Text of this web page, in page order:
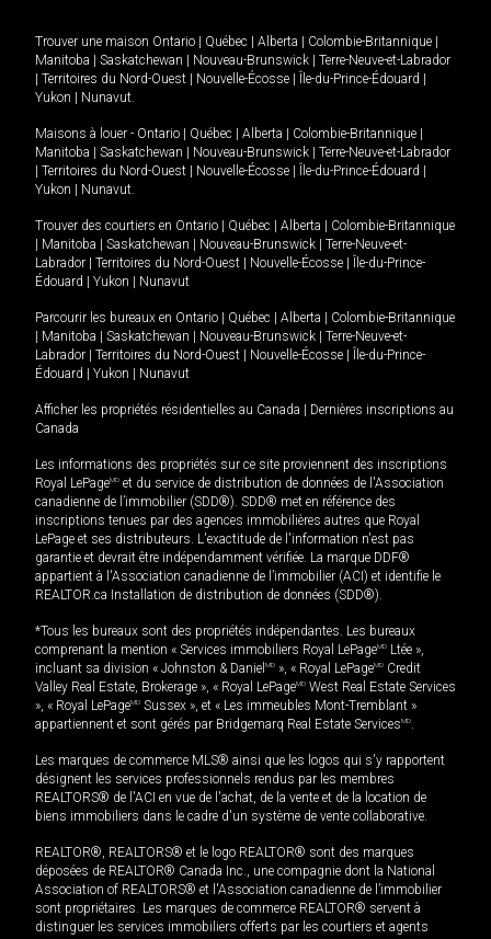
Trouver une maison Ontario Québec Alberta Colombie-Britannique
Manitoba
Saskatchewan Nouveau-Brunswick
Terre-Neuve-et-Labrador
Territoires du Nord-Ouest Nouvelle-Écosse Île-du-Prince-Édouard
Yukon
Nunavut.
Maisons à louer - Ontario Québec Alberta Colombie-Britannique
Manitoba
Saskatchewan Nouveau-Brunswick
Terre-Neuve-et-Labrador
Territoires du Nord-Ouest Nouvelle-Écosse Île-du-Prince-Édouard
Yukon
Nunavut.
Trouver des courtiers en Ontario Québec Alberta
Colombie-Britannique
Manitoba Saskatchewan Nouveau-Brunswick
Terre-Neuve-et-
Labrador
Territoires du Nord-Ouest Nouvelle-Écosse
Île-du-Prince-
Édouard
Yukon Nunavut
Parcourir les bureaux en Ontario Québec Alberta
Colombie-Britannique
Manitoba Saskatchewan Nouveau-Brunswick
Terre-Neuve-et-
Labrador
Territoires du Nord-Ouest Nouvelle-Écosse
Île-du-Prince-
Édouard
Yukon Nunavut
Afficher les propriétés résidentielles au Canada
Dernières inscriptions au
Canada
Les informations des propriétés sur ce site proviennent des inscriptions
Royal LePageMD et du service de distribution de données de l'Association
canadienne de l’immobilier (SDD®). SDD® met en référence des
inscriptions tenues par des agences immobilières autres que Royal
LePage et ses distributeurs. L'exactitude de l'information n'est pas
garantie et devrait être indépendamment vérifiée. La marque DDF®
appartient à l'Association canadienne de l’immobilier (ACI) et identifie le
REALTOR.ca Installation de distribution de données (SDD®).
*Tous les bureaux sont des propriétés indépendantes. Les bureaux
comprenant la mention « Services immobiliers Royal LePageMD Ltée »,
incluant sa division « Johnston & Daniel MD », « Royal LePageMD Credit
Valley Real Estate, Brokerage », « Royal LePageMD West Real Estate Services
», « Royal LePageMD Sussex », et « Les immeubles Mont-Tremblant »
appartiennent et sont gérés par Bridgemarq Real Estate ServicesMD.
Les marques de commerce MLS® ainsi que les logos qui s'y rapportent
désignent les services professionnels rendus par les membres
REALTORS® de l'ACI en vue de l'achat, de la vente et de la location de
biens immobiliers dans le cadre d'un système de vente collaborative.
REALTOR®, REALTORS® et le logo REALTOR® sont des marques
déposées de REALTOR® Canada Inc., une compagnie dont la National
Association of REALTORS® et l'Association canadienne de l’immobilier
sont propriétaires. Les marques de commerce REALTOR® servent à
distinguer les services immobiliers offerts par les courtiers et agents